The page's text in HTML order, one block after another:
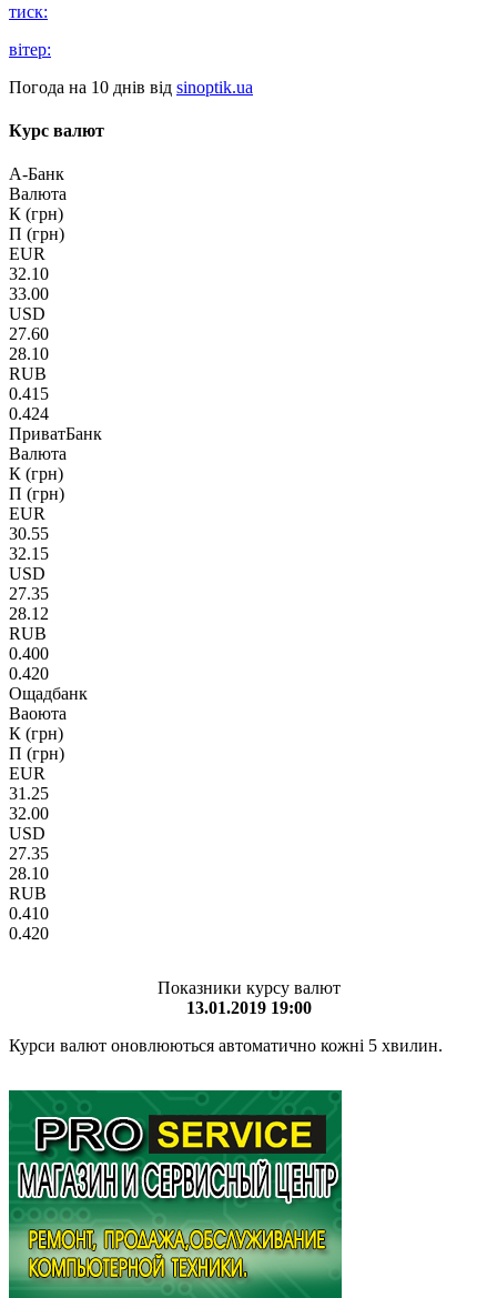
тиск:
вітер:
Погода на 10 днів від sinoptik.ua
Курс валют
А-Банк
Валюта
К (грн)
П (грн)
EUR
32.10
33.00
USD
27.60
28.10
RUB
0.415
0.424
ПриватБанк
Валюта
К (грн)
П (грн)
EUR
30.55
32.15
USD
27.35
28.12
RUB
0.400
0.420
Ощадбанк
Ваоюта
К (грн)
П (грн)
EUR
31.25
32.00
USD
27.35
28.10
RUB
0.410
0.420
Показники курсу валют
13.01.2019 19:00
Курси валют оновлюються автоматично кожні 5 хвилин.